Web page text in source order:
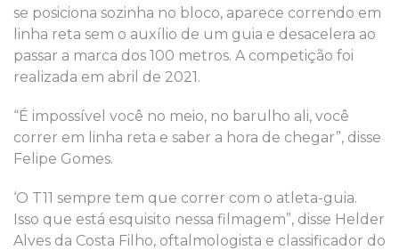
se posiciona sozinha no bloco, aparece correndo em
linha reta sem o auxílio de um guia e desacelera ao
passar a marca dos 100 metros. A competição foi
realizada em abril de 2021.
“É impossível você no meio, no barulho ali, você
correr em linha reta e saber a hora de chegar”, disse
Felipe Gomes.
‘O T11 sempre tem que correr com o atleta-guia.
Isso que está esquisito nessa filmagem”, disse Helder
Alves da Costa Filho, oftalmologista e classificador do